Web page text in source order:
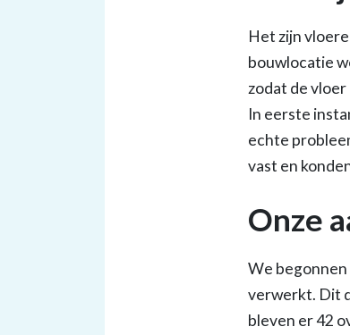
Het zijn
bouwlocatie
zodat de
In eerste
echte
vast en
Onze
We
verwerkt. Dit
bleven er 42